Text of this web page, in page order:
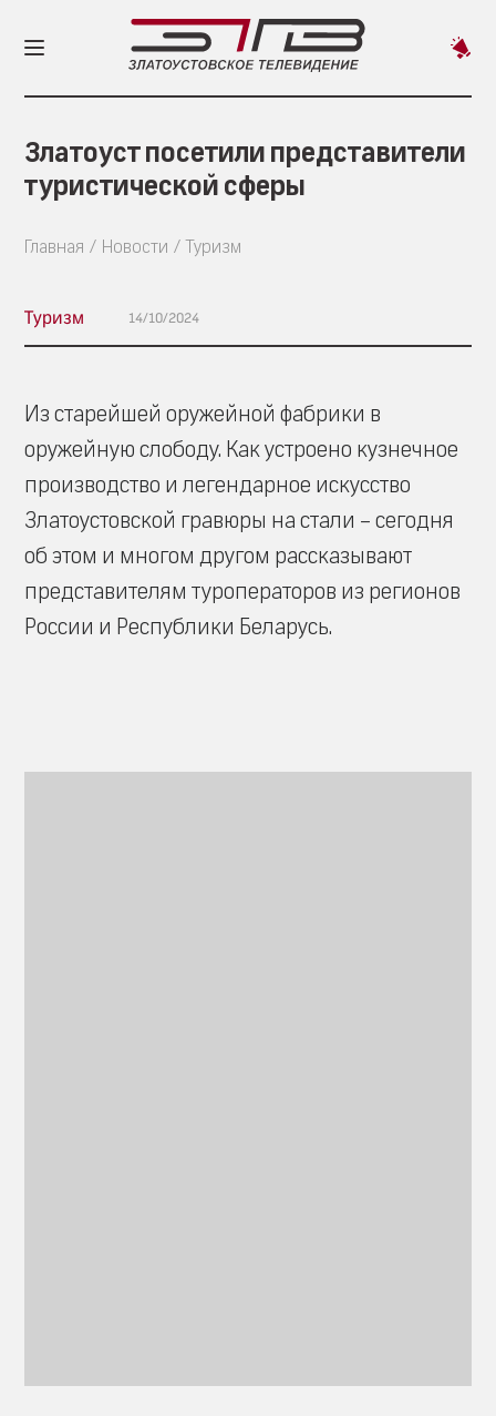
Златоуст посетили представители
туристической сферы
Главная Новости Туризм
Туризм 14/10/2024
Из старейшей оружейной фабрики в
оружейную слободу. Как устроено кузнечное
производство и легендарное искусство
Златоустовской гравюры на стали – сегодня
об этом и многом другом рассказывают
представителям туроператоров из регионов
России и Республики Беларусь.